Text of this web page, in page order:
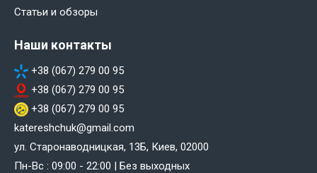
Статьи и обзоры
Наши контакты
+38 (067) 279 00 95
+38 (067) 279 00 95
+38 (067) 279 00 95
katereshchuk@gmail.com
ул. Старонаводницкая, 13Б, Киев, 02000
Пн-Вс : 09:00 - 22:00 | Без выходных